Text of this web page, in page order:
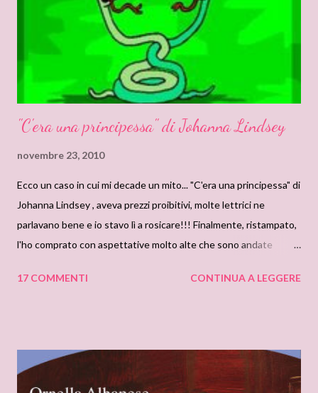
"C'era una principessa" di Johanna Lindsey
novembre 23, 2010
Ecco un caso in cui mi decade un mito... "C'era una principessa" di
Johanna Lindsey , aveva prezzi proibitivi, molte lettrici ne
parlavano bene e io stavo lì a rosicare!!! Finalmente, ristampato,
l'ho comprato con aspettative molto alte che sono andate
pò assurda... Questo romanzo mi ha fatto stancare
poveraccia, e non ci crede! E va bene! Giusto! Comprensibile!
Ma dopo, continua a non crederci, malgrado sti poracci facciano
17 COMMENTI CONTINUA A LEGGERE